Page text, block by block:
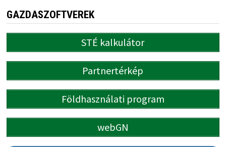
GAZDASZOFTVEREK
STÉ kalkulátor
Partnertérkép
Földhasználati program
webGN